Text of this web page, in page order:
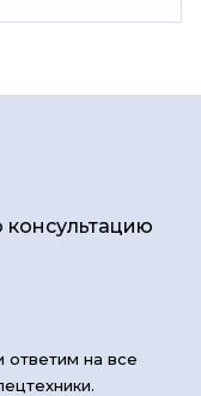
консультацию
ответим на все